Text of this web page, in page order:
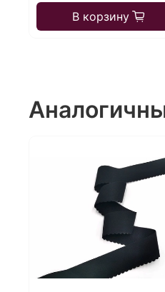
В корзину